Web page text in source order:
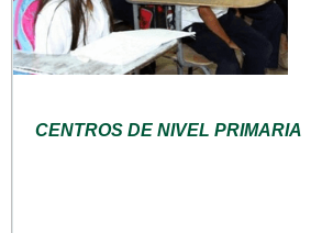
CENTROS DE NIVEL PRIMARIA